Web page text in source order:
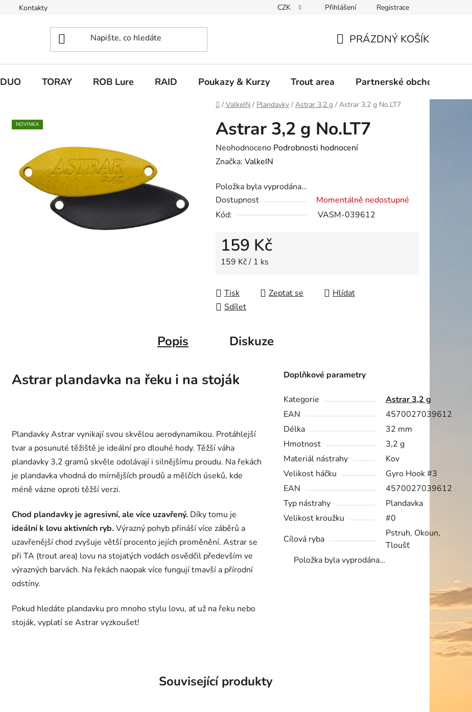
Kontakty CZK Přihlášení Registrace
KOŠÍK
PRÁZDNÝ KOŠÍK
DUO TORAY ROB Lure RAID Poukazy & Kurzy Trout area Partnerské obchody
Domů
/ ValkeIN / Plandavky / Astrar 3,2 g / Astrar 3,2 g No.LT7
Astrar 3,2 g No.LT7
Průměrné
hodnocení
je
0,0
z
hvězdiček.
Neohodnoceno Podrobnosti hodnocení
Značka: ValkeIN
Položka byla vyprodána…
Dostupnost
Momentálně nedostupné
Kód:
VASM-039612
159 Kč
Měrná cena:
159 Kč / 1 ks
Tisk Zeptat se
Hlídat
Sdílet
NOVINKA
Popis Diskuze
Astrar plandavka na řeku i na stoják
Plandavky Astrar vynikají svou skvělou aerodynamikou. Protáhlejší
tvar a posunuté těžiště je ideální pro dlouhé hody. Těžší váha
plandavky 3,2 gramů skvěle odolávají i silnějšímu proudu. Na řekách
je plandavka vhodná do mírnějších proudů a mělčích úseků, kde
méně vázne oproti těžší verzi.
Chod plandavky je agresivní, ale více uzavřený. Díky tomu je
ideální k lovu aktivních ryb. Výrazný pohyb přináší více záběrů a
uzavřenější chod zvyšuje větší procento jejích proměnění. Astrar se
při TA (trout area) lovu na stojatých vodách osvědčil především ve
výrazných barvách. Na řekách naopak více fungují tmavší a přírodní
odstíny.
Pokud hledáte plandavku pro mnoho stylu lovu, ať už na řeku nebo
stoják, vyplatí se Astrar vyzkoušet!
Doplňkové parametry
Kategorie
Astrar 3,2 g
EAN
4570027039612
Délka
32 mm
Hmotnost
3,2 g
Materiál nástrahy
Kov
Velikost háčku
Gyro Hook #3
EAN
4570027039612
Typ nástrahy
Plandavka
Velikost kroužku
#0
Cílová ryba
Pstruh, Okoun,
Tloušť
Položka byla vyprodána…
Související produkty